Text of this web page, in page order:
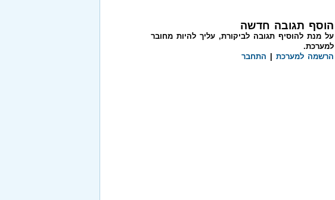
הוסף תגובה חדשה
על מנת להוסיף תגובה לביקורת, עליך להיות מחובר
למערכת.
הרשמה למערכת
התחבר